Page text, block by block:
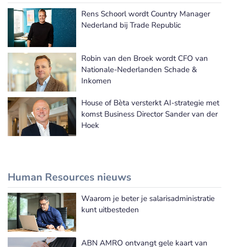
Meer Benoemingen nieuws
Rens Schoorl wordt Country Manager
Nederland bij Trade Republic
Robin van den Broek wordt CFO van
Nationale-Nederlanden Schade &
Inkomen
House of Bèta versterkt AI-strategie met
komst Business Director Sander van der
Hoek
Human Resources nieuws
Meer Human Resources nieuws
Waarom je beter je salarisadministratie
kunt uitbesteden
ABN AMRO ontvangt gele kaart van